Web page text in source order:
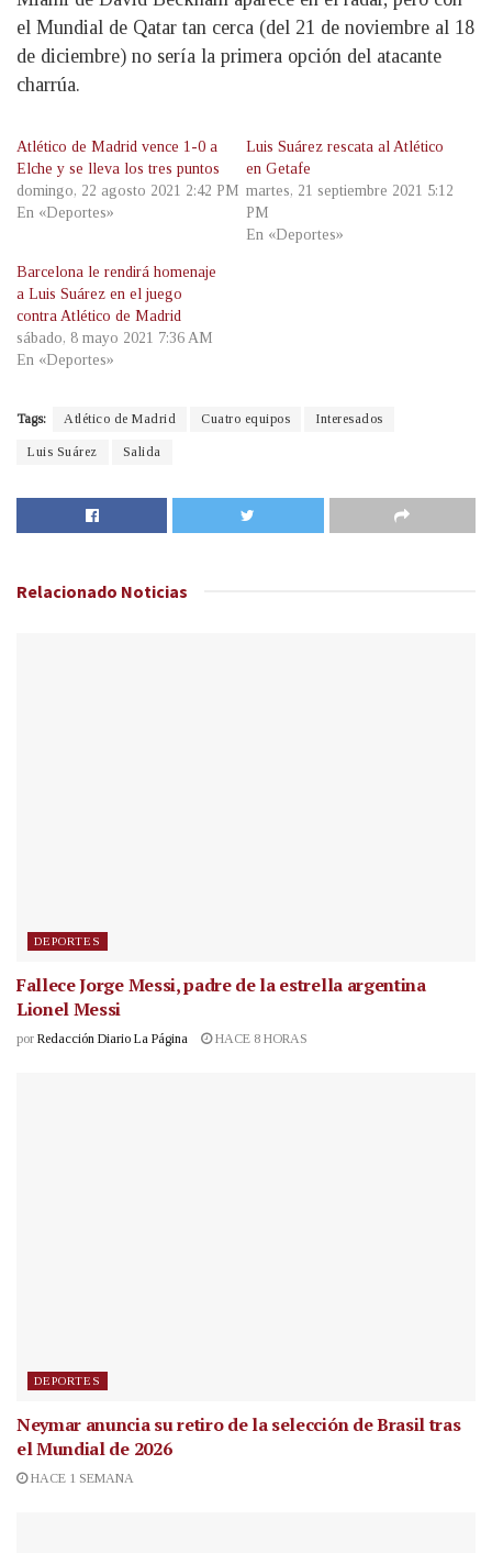
el Mundial de Qatar tan cerca (del 21 de noviembre al 18
de diciembre) no sería la primera opción del atacante
charrúa.
Atlético de Madrid vence 1-0 a
Elche y se lleva los tres puntos
domingo, 22 agosto 2021 2:42 PM
En «Deportes»
Luis Suárez rescata al Atlético
en Getafe
martes, 21 septiembre 2021 5:12
PM
En «Deportes»
Barcelona le rendirá homenaje
a Luis Suárez en el juego
contra Atlético de Madrid
sábado, 8 mayo 2021 7:36 AM
En «Deportes»
Tags: Atlético de Madrid Cuatro equipos Interesados
Luis Suárez Salida
Relacionado Noticias
DEPORTES
Fallece Jorge Messi, padre de la estrella argentina
Lionel Messi
por Redacción Diario La Página HACE 8 HORAS
DEPORTES
Neymar anuncia su retiro de la selección de Brasil tras
el Mundial de 2026
HACE 1 SEMANA